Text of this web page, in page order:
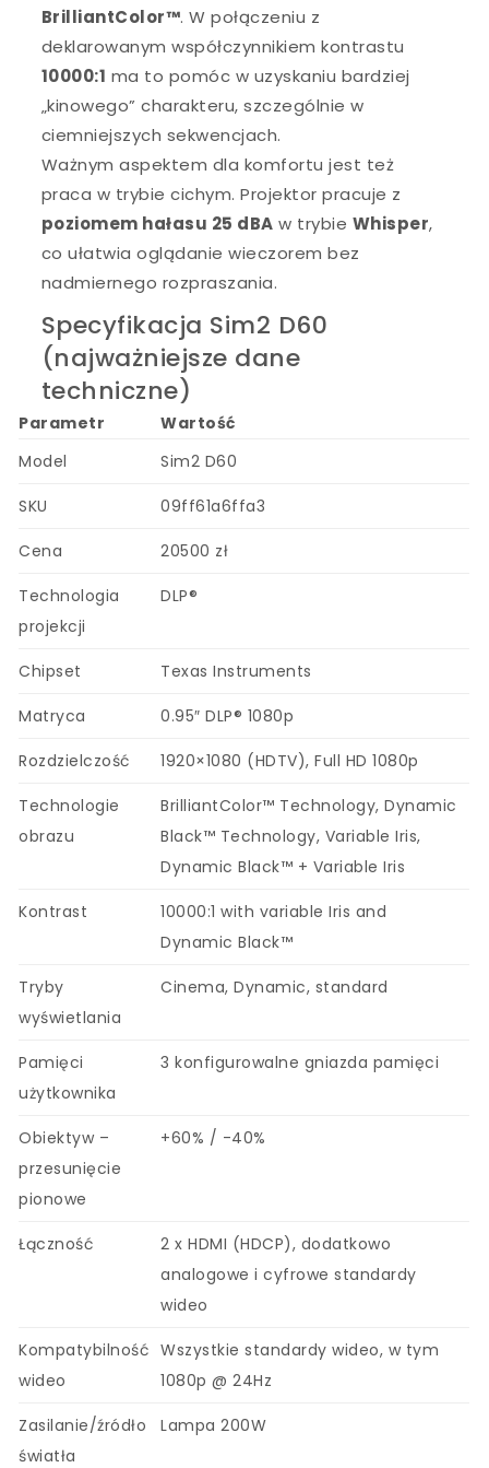
BrilliantColor™. W połączeniu z
deklarowanym współczynnikiem kontrastu
10000:1 ma to pomóc w uzyskaniu bardziej
„kinowego” charakteru, szczególnie w
ciemniejszych sekwencjach.
Ważnym aspektem dla komfortu jest też
praca w trybie cichym. Projektor pracuje z
poziomem hałasu 25 dBA w trybie Whisper,
co ułatwia oglądanie wieczorem bez
nadmiernego rozpraszania.
Specyfikacja Sim2 D60
(najważniejsze dane
techniczne)
Parametr
Wartość
Model
Sim2 D60
SKU 09ff61a6ffa3
Cena 20500 zł
Technologia
projekcji
DLP®
Chipset Texas Instruments
Matryca 0.95″ DLP® 1080p
Rozdzielczość 1920×1080 (HDTV), Full HD 1080p
Technologie
obrazu
BrilliantColor™ Technology, Dynamic
Black™ Technology, Variable Iris,
Dynamic Black™ + Variable Iris
Kontrast
10000:1 with variable Iris and
Dynamic Black™
Tryby
wyświetlania
Cinema, Dynamic, standard
Pamięci
użytkownika
3 konfigurowalne gniazda pamięci
Obiektyw –
przesunięcie
pionowe
+60% / -40%
Łączność
2 x HDMI (HDCP), dodatkowo
analogowe i cyfrowe standardy
wideo
Kompatybilność
wideo
Wszystkie standardy wideo, w tym
1080p @ 24Hz
Zasilanie/źródło
światła
Lampa 200W